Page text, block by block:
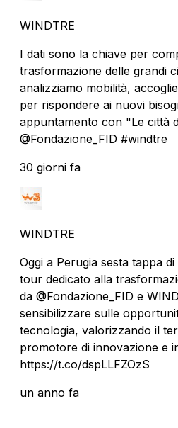
WINDTRE
I dati sono la chiave per
trasformazione delle grandi
analizziamo mobilità,
per rispondere ai nuovi
appuntamento con "Le città
@Fondazione_FID #windtre
30 giorni fa
WINDTRE
Oggi a Perugia sesta tappa
tour dedicato alla
da @Fondazione_FID e
sensibilizzare sulle
tecnologia, valorizzando il
promotore di innovazione e
https://t.co/dspLLFZOzS
un anno fa